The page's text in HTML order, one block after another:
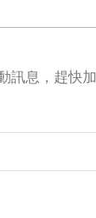
訊息，趕快加